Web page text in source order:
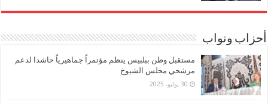
أحزاب ونواب
مستقبل وطن ببلبيس ينظم مؤتمراً جماهيرياً حاشدا لدعم
مرشحي مجلس الشيوخ
30 يوليو، 2025